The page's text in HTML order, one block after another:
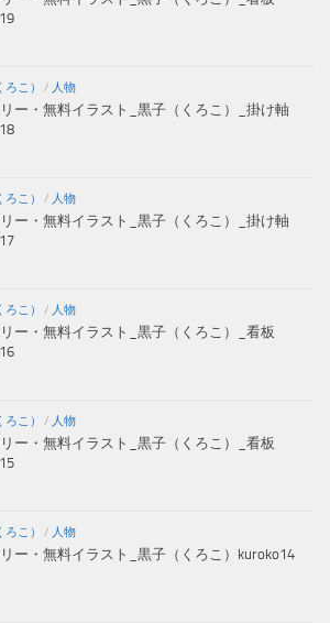
こ） / 人物
ー・無料イラスト_黒子（くろこ）_掛け軸
こ） / 人物
ー・無料イラスト_黒子（くろこ）_掛け軸
こ） / 人物
ー・無料イラスト_黒子（くろこ）_看板
こ） / 人物
ー・無料イラスト_黒子（くろこ）_看板
こ） / 人物
ー・無料イラスト_黒子（くろこ）kuroko14